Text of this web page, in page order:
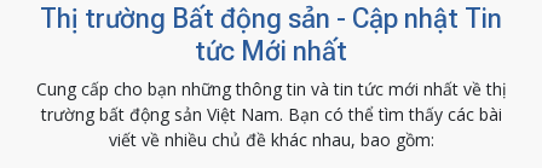
Thị trường Bất động sản - Cập nhật Tin
tức Mới nhất
Cung cấp cho bạn những thông tin và tin tức mới nhất về thị
trường bất động sản Việt Nam. Bạn có thể tìm thấy các bài
viết về nhiều chủ đề khác nhau, bao gồm: